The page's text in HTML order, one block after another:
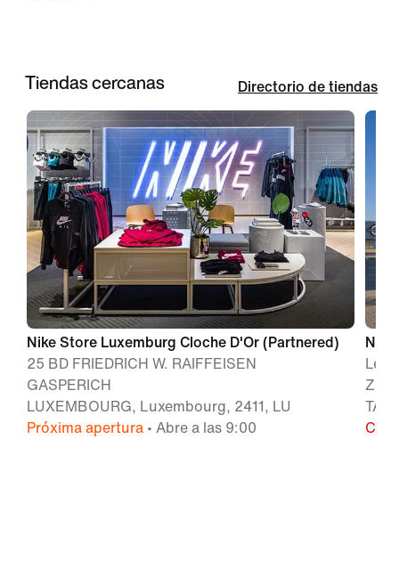
Tiendas cercanas Directorio de tiendas
Nike Store Luxemburg Cloche D'Or (Partnered)
25 BD FRIEDRICH W. RAIFFEISEN
GASPERICH
LUXEMBOURG, Luxembourg, 2411, LU
Próxima apertura • Abre a las 9:00
Le
Z.I.